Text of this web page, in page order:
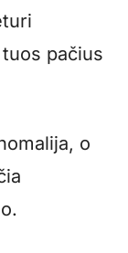
pačius
o